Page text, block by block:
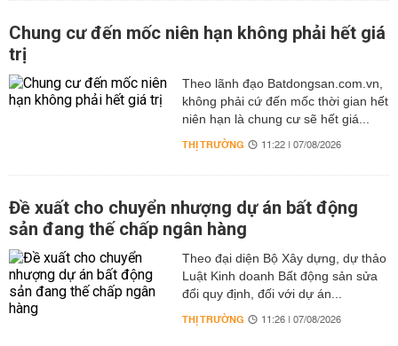
Chung cư đến mốc niên hạn không phải hết giá
trị
Theo lãnh đạo Batdongsan.com.vn,
không phải cứ đến mốc thời gian hết
niên hạn là chung cư sẽ hết giá...
THỊ TRƯỜNG 11:22 | 07/08/2026
Đề xuất cho chuyển nhượng dự án bất động
sản đang thế chấp ngân hàng
Theo đại diện Bộ Xây dựng, dự thảo
Luật Kinh doanh Bất động sản sửa
đổi quy định, đối với dự án...
THỊ TRƯỜNG 11:26 | 07/08/2026